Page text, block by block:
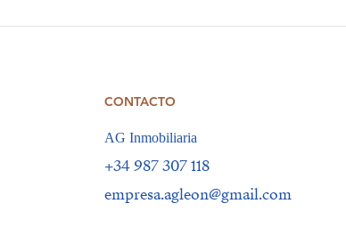
CONTACTO
AG Inmobiliaria
+34 987 307 118
empresa.agleon@gmail.com